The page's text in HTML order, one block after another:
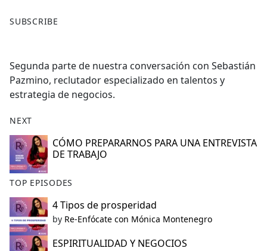
a
b
o
o
SUBSCRIBE
Segunda parte de nuestra conversación con Sebastián
Pazmino, reclutador especializado en talentos y
estrategia de negocios.
NEXT
CÓMO PREPARARNOS PARA UNA ENTREVISTA
DE TRABAJO
TOP EPISODES
4 Tipos de prosperidad
by Re-Enfócate con Mónica Montenegro
ESPIRITUALIDAD Y NEGOCIOS